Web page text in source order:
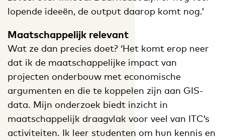
lopende ideeën, de output daarop komt nog.’
Maatschappelijk relevant
Wat ze dan precies doet? ‘Het komt erop neer
dat ik de maatschappelijke impact van
projecten onderbouw met economische
argumenten en die te koppelen zijn aan GIS-
data. Mijn onderzoek biedt inzicht in
maatschappelijk draagvlak voor veel van ITC’s
activiteiten. Ik leer studenten om hun kennis en